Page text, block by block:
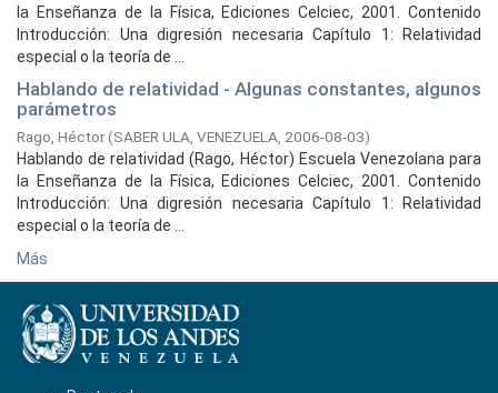
la Enseñanza de la Física, Ediciones Celciec, 2001. Contenido
Introducción: Una digresión necesaria Capítulo 1: Relatividad
especial o la teoría de ...
Hablando de relatividad - Algunas constantes, algunos
parámetros
Rago, Héctor(SABER ULA, VENEZUELA, 2006-08-03)
Hablando de relatividad (Rago, Héctor) Escuela Venezolana para
la Enseñanza de la Física, Ediciones Celciec, 2001. Contenido
Introducción: Una digresión necesaria Capítulo 1: Relatividad
especial o la teoría de ...
Más